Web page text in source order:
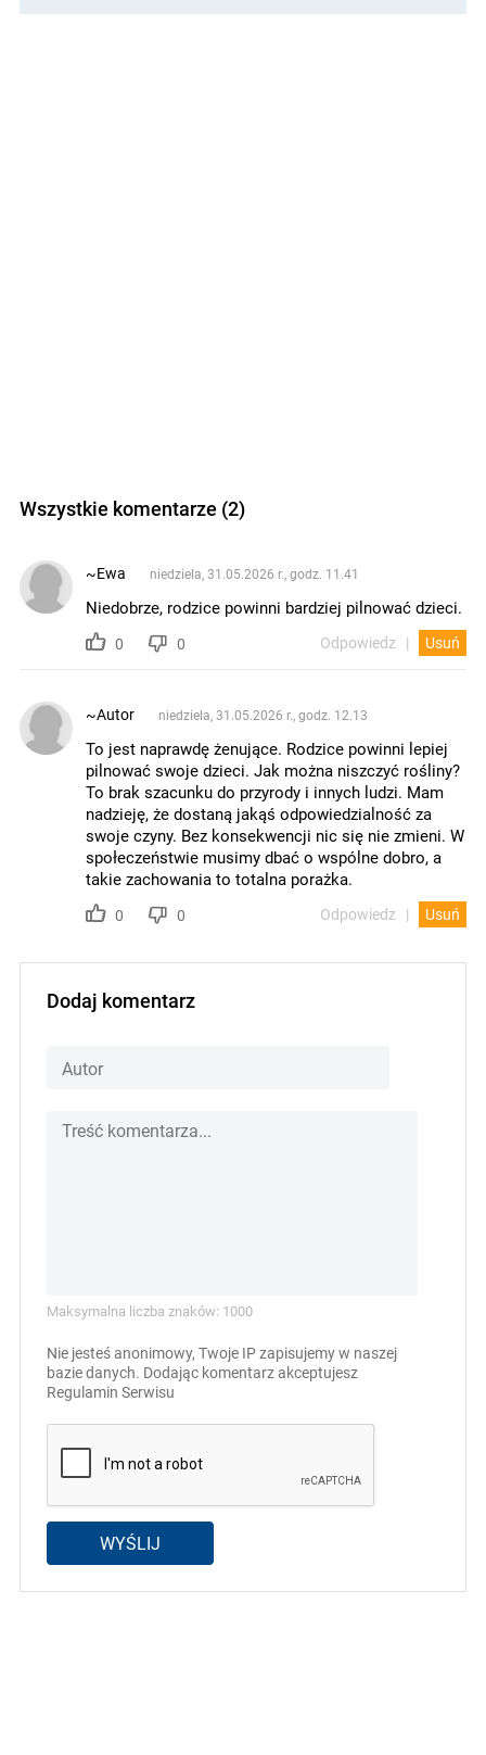
Wszystkie komentarze (2)
~Ewa niedziela, 31.05.2026 r., godz. 11.41
Niedobrze, rodzice powinni bardziej pilnować dzieci.
0 0 Odpowiedz Usuń
~Autor niedziela, 31.05.2026 r., godz. 12.13
To jest naprawdę żenujące. Rodzice powinni lepiej
pilnować swoje dzieci. Jak można niszczyć rośliny?
To brak szacunku do przyrody i innych ludzi. Mam
nadzieję, że dostaną jakąś odpowiedzialność za
swoje czyny. Bez konsekwencji nic się nie zmieni. W
społeczeństwie musimy dbać o wspólne dobro, a
takie zachowania to totalna porażka.
0 0 Odpowiedz Usuń
Dodaj komentarz
Maksymalna liczba znaków: 1000
Nie jesteś anonimowy, Twoje IP zapisujemy w naszej
bazie danych. Dodając komentarz akceptujesz
Regulamin Serwisu
WYŚLIJ